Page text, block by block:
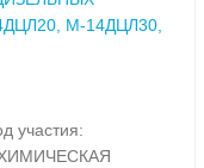
М-14ДЦЛ30,
участия: